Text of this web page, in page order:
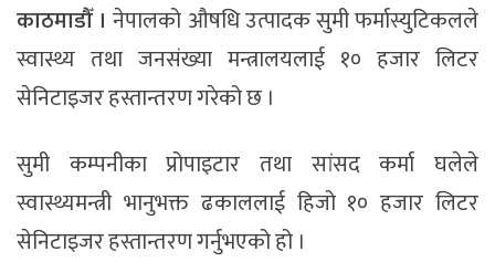
काठमाडौँ । नेपालको औषधि उत्पादक सुमी फर्मास्युटिकलले
स्वास्थ्य तथा जनसंख्या मन्त्रालयलाई १० हजार लिटर
सेनिटाइजर हस्तान्तरण गरेको छ ।
सुमी कम्पनीका प्रोपाइटार तथा सांसद कर्मा घलेले
स्वास्थ्यमन्त्री भानुभक्त ढकाललाई हिजो १० हजार लिटर
सेनिटाइजर हस्तान्तरण गर्नुभएको हो ।